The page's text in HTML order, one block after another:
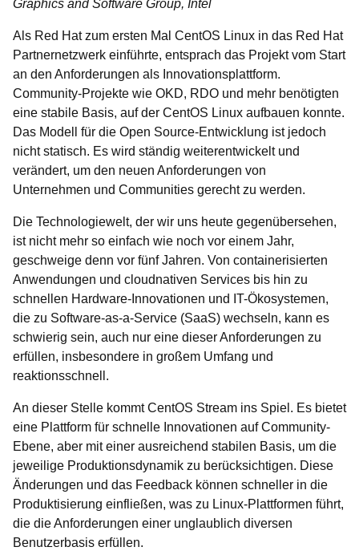
Graphics and Software Group, Intel
Als Red Hat zum ersten Mal CentOS Linux in das Red Hat
Partnernetzwerk einführte, entsprach das Projekt vom Start
an den Anforderungen als Innovationsplattform.
Community-Projekte wie OKD, RDO und mehr benötigten
eine stabile Basis, auf der CentOS Linux aufbauen konnte.
Das Modell für die Open Source-Entwicklung ist jedoch
nicht statisch. Es wird ständig weiterentwickelt und
verändert, um den neuen Anforderungen von
Unternehmen und Communities gerecht zu werden.
Die Technologiewelt, der wir uns heute gegenübersehen,
ist nicht mehr so einfach wie noch vor einem Jahr,
geschweige denn vor fünf Jahren. Von containerisierten
Anwendungen und cloudnativen Services bis hin zu
schnellen Hardware-Innovationen und IT-Ökosystemen,
die zu Software-as-a-Service (SaaS) wechseln, kann es
schwierig sein, auch nur eine dieser Anforderungen zu
erfüllen, insbesondere in großem Umfang und
reaktionsschnell.
An dieser Stelle kommt CentOS Stream ins Spiel. Es bietet
eine Plattform für schnelle Innovationen auf Community-
Ebene, aber mit einer ausreichend stabilen Basis, um die
jeweilige Produktionsdynamik zu berücksichtigen. Diese
Änderungen und das Feedback können schneller in die
Produktisierung einfließen, was zu Linux-Plattformen führt,
die die Anforderungen einer unglaublich diversen
Benutzerbasis erfüllen.